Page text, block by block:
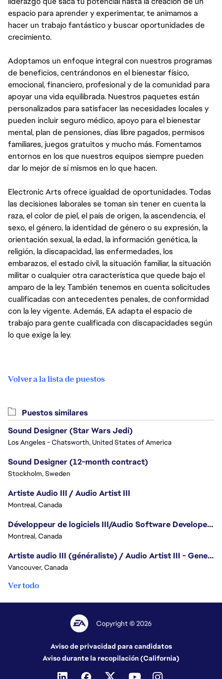
espacio para aprender y experimentar, te animamos a
hacer un trabajo fantástico y buscar oportunidades de
crecimiento.
Adoptamos un enfoque integral con nuestros programas
de beneficios, centrándonos en el bienestar físico,
emocional, financiero, profesional y de la comunidad para
apoyar una vida equilibrada. Nuestros paquetes están
personalizados para satisfacer las necesidades locales y
pueden incluir seguro médico, apoyo para el bienestar
mental, plan de pensiones, días libre pagados, permisos
familiares, juegos gratuitos y mucho más. Fomentamos
entornos en los que nuestros equipos siempre pueden
dar lo mejor de sí mismos en lo que hacen.
Electronic Arts ofrece igualdad de oportunidades. Todas
las decisiones laborales se toman sin tener en cuenta la
raza, el color de piel, el país de origen, la ascendencia, el
sexo, el género, la identidad de género o su expresión, la
orientación sexual, la edad, la información genética, la
religión, la discapacidad, las enfermedades, los
embarazos, el estado civil, la situación familiar, la situación
militar o cualquier otra característica que quede bajo el
amparo de la ley. También tenemos en cuenta solicitudes
cualificadas con antecedentes penales, de conformidad
con la ley vigente. Además, EA adapta el espacio de
trabajo para gente cualificada con discapacidades según
lo que exige la ley.
Volver a la lista de puestos
Puestos similares
Sound Designer (Star Wars Jedi)
Los Angeles - Chatsworth, United States of America
Sound Designer (12-month contract)
Stockholm, Sweden
Artiste Audio III / Audio Artist III
Montreal, Canada
Développeur de logiciels III/Audio Software Developer III - Battlefield
Montreal, Canada
Artiste audio III (généraliste) / Audio Artist III - Generalist
Vancouver, Canada
Ver todo
Copyright © 2026
Aviso de privacidad para candidatos
Aviso durante la recopilación (California)